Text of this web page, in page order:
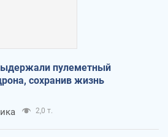
пулеметный
сохранив жизнь
2,0 т.